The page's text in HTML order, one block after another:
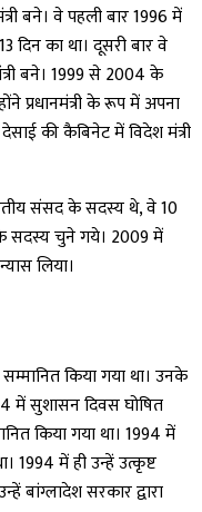
बने। वे पहली बार 1996 में
दिन का था। दूसरी बार वे
बने। 1999 से 2004 के
प्रधानमंत्री के रूप में अपना
की कैबिनेट में विदेश मंत्री
संसद के सदस्य थे, वे 10
सदस्य चुने गये। 2009 में
लिया।
किया गया था। उनके
में सुशासन दिवस घोषित
किया गया था। 1994 में
1994 में ही उन्हें उत्कृष्ट
बांग्लादेश सरकार द्वारा